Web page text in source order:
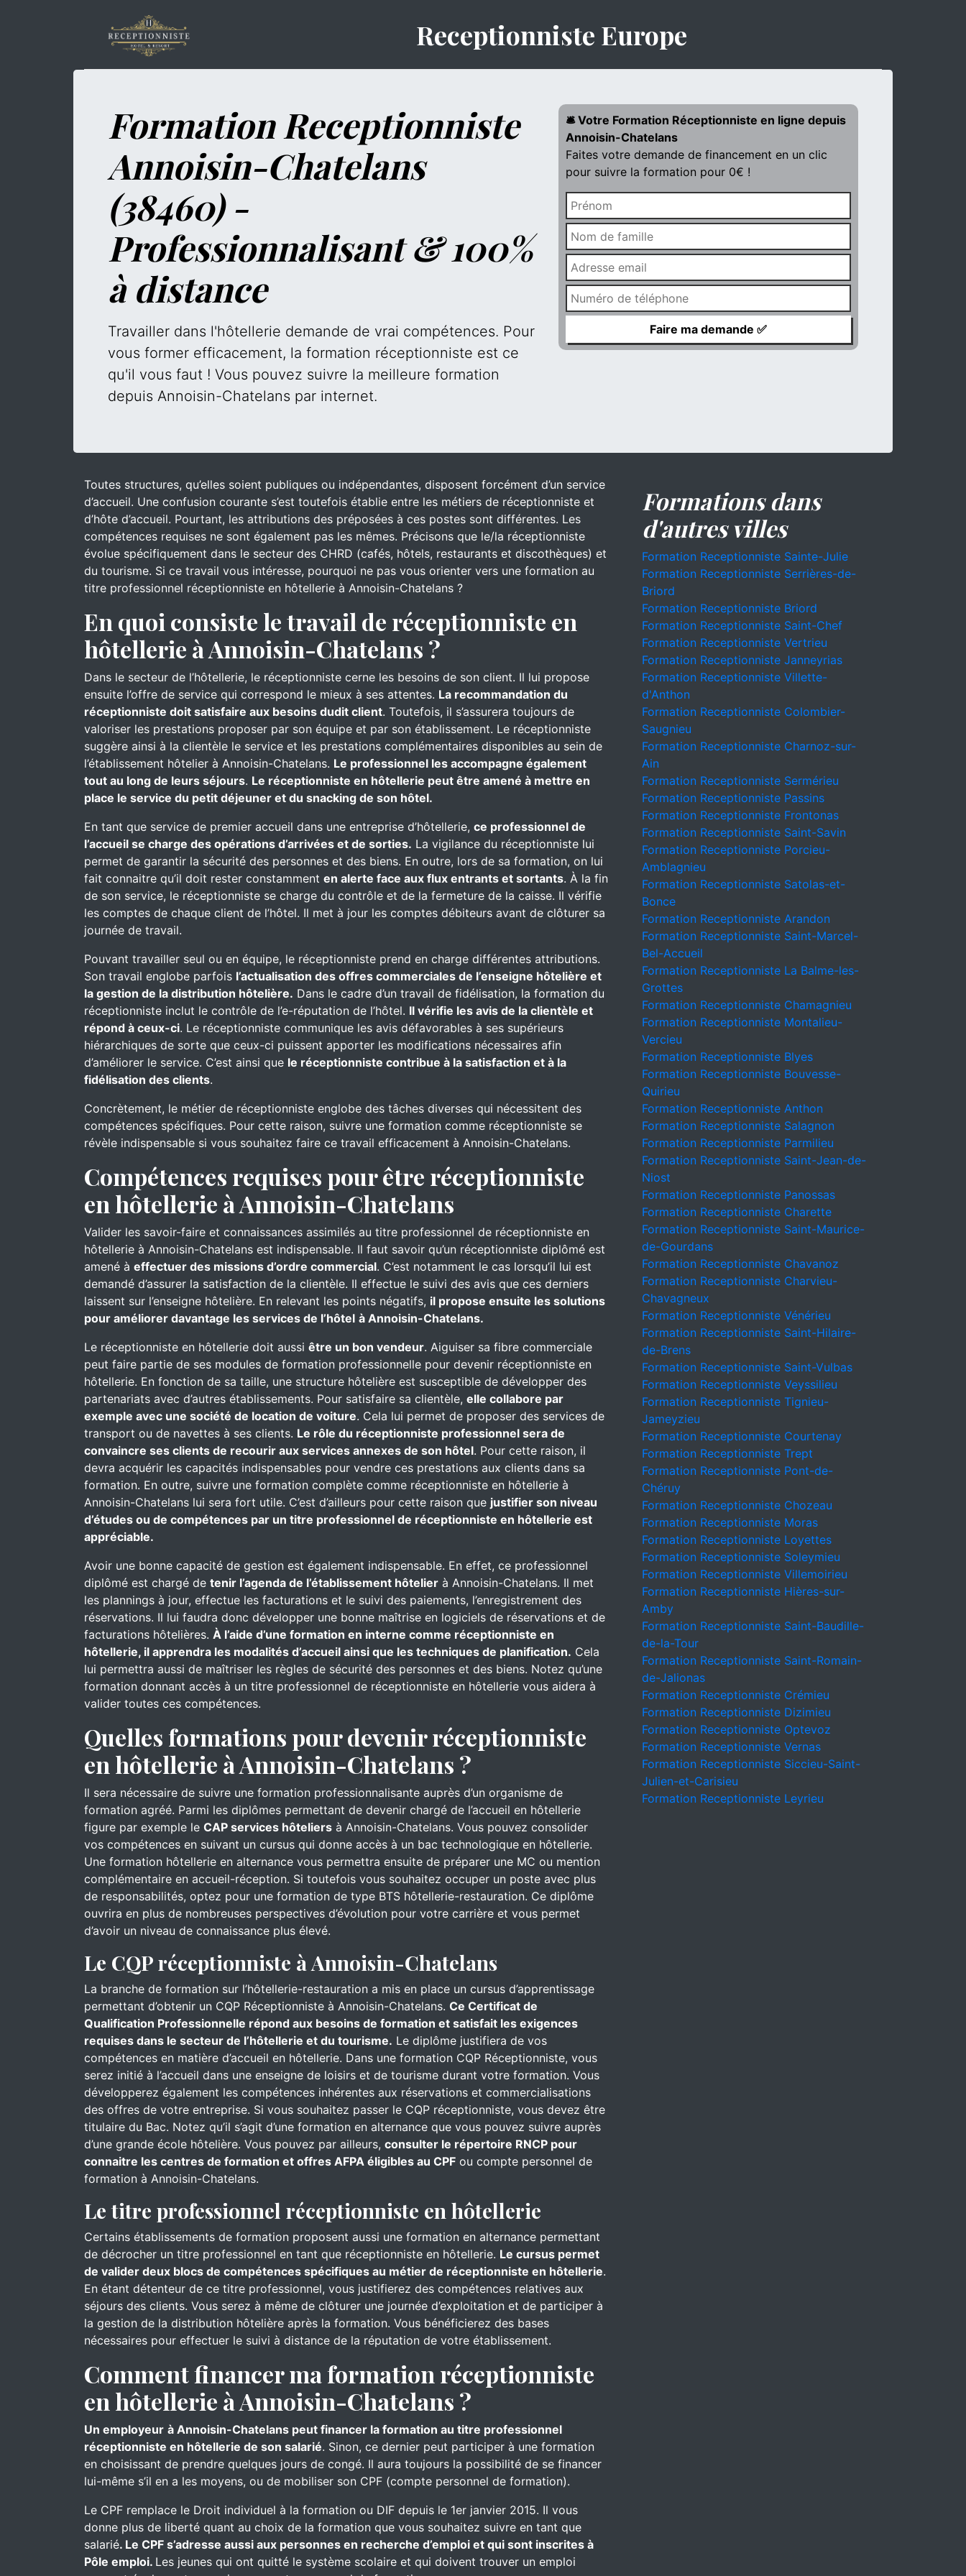
Receptionniste Europe
Formation Receptionniste
Annoisin-Chatelans
(38460) -
Professionnalisant & 100%
à distance
Travailler dans l'hôtellerie demande de vrai compétences. Pour
vous former efficacement, la formation réceptionniste est ce
qu'il vous faut ! Vous pouvez suivre la meilleure formation
depuis Annoisin-Chatelans par internet.
🛎️ Votre Formation Réceptionniste en ligne depuis
Annoisin-Chatelans
Faites votre demande de financement en un clic
pour suivre la formation pour 0€ !
Toutes structures, qu’elles soient publiques ou indépendantes, disposent forcément d’un service
d’accueil. Une confusion courante s’est toutefois établie entre les métiers de réceptionniste et
d’hôte d’accueil. Pourtant, les attributions des préposées à ces postes sont différentes. Les
compétences requises ne sont également pas les mêmes. Précisons que le/la réceptionniste
évolue spécifiquement dans le secteur des CHRD (cafés, hôtels, restaurants et discothèques) et
du tourisme. Si ce travail vous intéresse, pourquoi ne pas vous orienter vers une formation au
titre professionnel réceptionniste en hôtellerie à Annoisin-Chatelans ?
En quoi consiste le travail de réceptionniste en
hôtellerie à Annoisin-Chatelans ?
Dans le secteur de l’hôtellerie, le réceptionniste cerne les besoins de son client. Il lui propose
ensuite l’offre de service qui correspond le mieux à ses attentes. La recommandation du
réceptionniste doit satisfaire aux besoins dudit client. Toutefois, il s’assurera toujours de
valoriser les prestations proposer par son équipe et par son établissement. Le réceptionniste
suggère ainsi à la clientèle le service et les prestations complémentaires disponibles au sein de
l’établissement hôtelier à Annoisin-Chatelans. Le professionnel les accompagne également
tout au long de leurs séjours. Le réceptionniste en hôtellerie peut être amené à mettre en
place le service du petit déjeuner et du snacking de son hôtel.
En tant que service de premier accueil dans une entreprise d’hôtellerie, ce professionnel de
l’accueil se charge des opérations d’arrivées et de sorties. La vigilance du réceptionniste lui
permet de garantir la sécurité des personnes et des biens. En outre, lors de sa formation, on lui
fait connaitre qu’il doit rester constamment en alerte face aux flux entrants et sortants. À la fin
de son service, le réceptionniste se charge du contrôle et de la fermeture de la caisse. Il vérifie
les comptes de chaque client de l’hôtel. Il met à jour les comptes débiteurs avant de clôturer sa
journée de travail.
Pouvant travailler seul ou en équipe, le réceptionniste prend en charge différentes attributions.
Son travail englobe parfois l’actualisation des offres commerciales de l’enseigne hôtelière et
la gestion de la distribution hôtelière. Dans le cadre d’un travail de fidélisation, la formation du
réceptionniste inclut le contrôle de l’e-réputation de l’hôtel. Il vérifie les avis de la clientèle et
répond à ceux-ci. Le réceptionniste communique les avis défavorables à ses supérieurs
hiérarchiques de sorte que ceux-ci puissent apporter les modifications nécessaires afin
d’améliorer le service. C’est ainsi que le réceptionniste contribue à la satisfaction et à la
fidélisation des clients.
Concrètement, le métier de réceptionniste englobe des tâches diverses qui nécessitent des
compétences spécifiques. Pour cette raison, suivre une formation comme réceptionniste se
révèle indispensable si vous souhaitez faire ce travail efficacement à Annoisin-Chatelans.
Compétences requises pour être réceptionniste
en hôtellerie à Annoisin-Chatelans
Valider les savoir-faire et connaissances assimilés au titre professionnel de réceptionniste en
hôtellerie à Annoisin-Chatelans est indispensable. Il faut savoir qu’un réceptionniste diplômé est
amené à effectuer des missions d’ordre commercial. C’est notamment le cas lorsqu’il lui est
demandé d’assurer la satisfaction de la clientèle. Il effectue le suivi des avis que ces derniers
laissent sur l’enseigne hôtelière. En relevant les points négatifs, il propose ensuite les solutions
pour améliorer davantage les services de l’hôtel à Annoisin-Chatelans.
Le réceptionniste en hôtellerie doit aussi être un bon vendeur. Aiguiser sa fibre commerciale
peut faire partie de ses modules de formation professionnelle pour devenir réceptionniste en
hôtellerie. En fonction de sa taille, une structure hôtelière est susceptible de développer des
partenariats avec d’autres établissements. Pour satisfaire sa clientèle, elle collabore par
exemple avec une société de location de voiture. Cela lui permet de proposer des services de
transport ou de navettes à ses clients. Le rôle du réceptionniste professionnel sera de
convaincre ses clients de recourir aux services annexes de son hôtel. Pour cette raison, il
devra acquérir les capacités indispensables pour vendre ces prestations aux clients dans sa
formation. En outre, suivre une formation complète comme réceptionniste en hôtellerie à
Annoisin-Chatelans lui sera fort utile. C’est d’ailleurs pour cette raison que justifier son niveau
d’études ou de compétences par un titre professionnel de réceptionniste en hôtellerie est
appréciable.
Avoir une bonne capacité de gestion est également indispensable. En effet, ce professionnel
diplômé est chargé de tenir l’agenda de l’établissement hôtelier à Annoisin-Chatelans. Il met
les plannings à jour, effectue les facturations et le suivi des paiements, l’enregistrement des
réservations. Il lui faudra donc développer une bonne maîtrise en logiciels de réservations et de
facturations hôtelières. À l’aide d’une formation en interne comme réceptionniste en
hôtellerie, il apprendra les modalités d’accueil ainsi que les techniques de planification. Cela
lui permettra aussi de maîtriser les règles de sécurité des personnes et des biens. Notez qu’une
formation donnant accès à un titre professionnel de réceptionniste en hôtellerie vous aidera à
valider toutes ces compétences.
Quelles formations pour devenir réceptionniste
en hôtellerie à Annoisin-Chatelans ?
Il sera nécessaire de suivre une formation professionnalisante auprès d’un organisme de
formation agréé. Parmi les diplômes permettant de devenir chargé de l’accueil en hôtellerie
figure par exemple le CAP services hôteliers à Annoisin-Chatelans. Vous pouvez consolider
vos compétences en suivant un cursus qui donne accès à un bac technologique en hôtellerie.
Une formation hôtellerie en alternance vous permettra ensuite de préparer une MC ou mention
complémentaire en accueil-réception. Si toutefois vous souhaitez occuper un poste avec plus
de responsabilités, optez pour une formation de type BTS hôtellerie-restauration. Ce diplôme
ouvrira en plus de nombreuses perspectives d’évolution pour votre carrière et vous permet
d’avoir un niveau de connaissance plus élevé.
Le CQP réceptionniste à Annoisin-Chatelans
La branche de formation sur l’hôtellerie-restauration a mis en place un cursus d’apprentissage
permettant d’obtenir un CQP Réceptionniste à Annoisin-Chatelans. Ce Certificat de
Qualification Professionnelle répond aux besoins de formation et satisfait les exigences
requises dans le secteur de l’hôtellerie et du tourisme. Le diplôme justifiera de vos
compétences en matière d’accueil en hôtellerie. Dans une formation CQP Réceptionniste, vous
serez initié à l’accueil dans une enseigne de loisirs et de tourisme durant votre formation. Vous
développerez également les compétences inhérentes aux réservations et commercialisations
des offres de votre entreprise. Si vous souhaitez passer le CQP réceptionniste, vous devez être
titulaire du Bac. Notez qu’il s’agit d’une formation en alternance que vous pouvez suivre auprès
d’une grande école hôtelière. Vous pouvez par ailleurs, consulter le répertoire RNCP pour
connaitre les centres de formation et offres AFPA éligibles au CPF ou compte personnel de
formation à Annoisin-Chatelans.
Le titre professionnel réceptionniste en hôtellerie
Certains établissements de formation proposent aussi une formation en alternance permettant
de décrocher un titre professionnel en tant que réceptionniste en hôtellerie. Le cursus permet
de valider deux blocs de compétences spécifiques au métier de réceptionniste en hôtellerie.
En étant détenteur de ce titre professionnel, vous justifierez des compétences relatives aux
séjours des clients. Vous serez à même de clôturer une journée d’exploitation et de participer à
la gestion de la distribution hôtelière après la formation. Vous bénéficierez des bases
nécessaires pour effectuer le suivi à distance de la réputation de votre établissement.
Comment financer ma formation réceptionniste
en hôtellerie à Annoisin-Chatelans ?
Un employeur à Annoisin-Chatelans peut financer la formation au titre professionnel
réceptionniste en hôtellerie de son salarié. Sinon, ce dernier peut participer à une formation
en choisissant de prendre quelques jours de congé. Il aura toujours la possibilité de se financer
lui-même s’il en a les moyens, ou de mobiliser son CPF (compte personnel de formation).
Le CPF remplace le Droit individuel à la formation ou DIF depuis le 1er janvier 2015. Il vous
donne plus de liberté quant au choix de la formation que vous souhaitez suivre en tant que
salarié. Le CPF s’adresse aussi aux personnes en recherche d’emploi et qui sont inscrites à
Pôle emploi. Les jeunes qui ont quitté le système scolaire et qui doivent trouver un emploi
Formations dans
d'autres villes
Formation Receptionniste Sainte-Julie
Formation Receptionniste Serrières-de-
Briord
Formation Receptionniste Briord
Formation Receptionniste Saint-Chef
Formation Receptionniste Vertrieu
Formation Receptionniste Janneyrias
Formation Receptionniste Villette-
d'Anthon
Formation Receptionniste Colombier-
Saugnieu
Formation Receptionniste Charnoz-sur-
Ain
Formation Receptionniste Sermérieu
Formation Receptionniste Passins
Formation Receptionniste Frontonas
Formation Receptionniste Saint-Savin
Formation Receptionniste Porcieu-
Amblagnieu
Formation Receptionniste Satolas-et-
Bonce
Formation Receptionniste Arandon
Formation Receptionniste Saint-Marcel-
Bel-Accueil
Formation Receptionniste La Balme-les-
Grottes
Formation Receptionniste Chamagnieu
Formation Receptionniste Montalieu-
Vercieu
Formation Receptionniste Blyes
Formation Receptionniste Bouvesse-
Quirieu
Formation Receptionniste Anthon
Formation Receptionniste Salagnon
Formation Receptionniste Parmilieu
Formation Receptionniste Saint-Jean-de-
Niost
Formation Receptionniste Panossas
Formation Receptionniste Charette
Formation Receptionniste Saint-Maurice-
de-Gourdans
Formation Receptionniste Chavanoz
Formation Receptionniste Charvieu-
Chavagneux
Formation Receptionniste Vénérieu
Formation Receptionniste Saint-Hilaire-
de-Brens
Formation Receptionniste Saint-Vulbas
Formation Receptionniste Veyssilieu
Formation Receptionniste Tignieu-
Jameyzieu
Formation Receptionniste Courtenay
Formation Receptionniste Trept
Formation Receptionniste Pont-de-
Chéruy
Formation Receptionniste Chozeau
Formation Receptionniste Moras
Formation Receptionniste Loyettes
Formation Receptionniste Soleymieu
Formation Receptionniste Villemoirieu
Formation Receptionniste Hières-sur-
Amby
Formation Receptionniste Saint-Baudille-
de-la-Tour
Formation Receptionniste Saint-Romain-
de-Jalionas
Formation Receptionniste Crémieu
Formation Receptionniste Dizimieu
Formation Receptionniste Optevoz
Formation Receptionniste Vernas
Formation Receptionniste Siccieu-Saint-
Julien-et-Carisieu
Formation Receptionniste Leyrieu